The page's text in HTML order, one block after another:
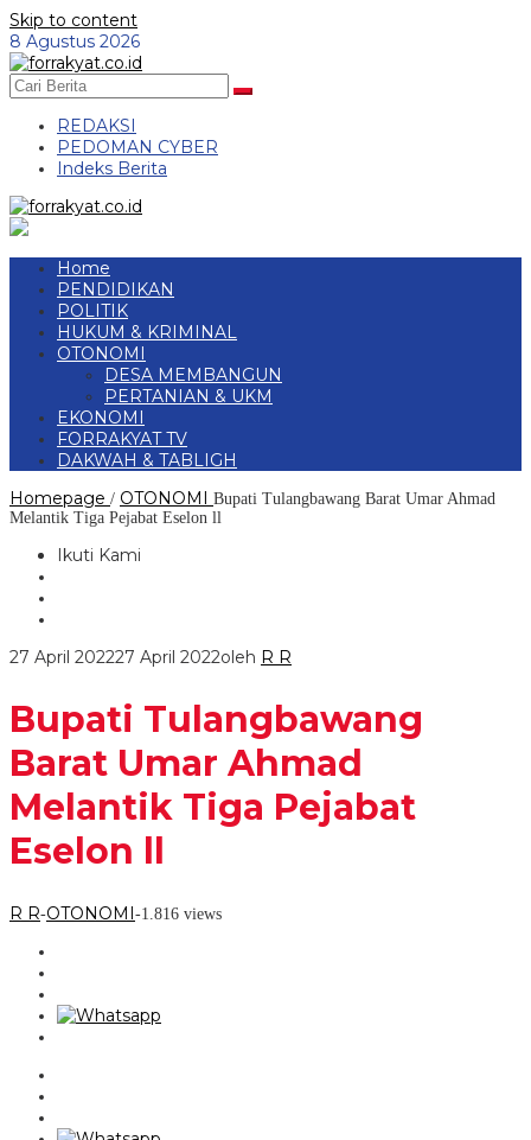
Skip to content
8 Agustus 2026
REDAKSI
PEDOMAN CYBER
Indeks Berita
Home
PENDIDIKAN
POLITIK
HUKUM & KRIMINAL
OTONOMI
DESA MEMBANGUN
PERTANIAN & UKM
EKONOMI
FORRAKYAT TV
DAKWAH & TABLIGH
Homepage / OTONOMI Bupati Tulangbawang Barat Umar Ahmad
Melantik Tiga Pejabat Eselon ll
Ikuti Kami
27 April 202227 April 2022oleh R R
Bupati Tulangbawang
Barat Umar Ahmad
Melantik Tiga Pejabat
Eselon ll
R R-OTONOMI-1.816 views